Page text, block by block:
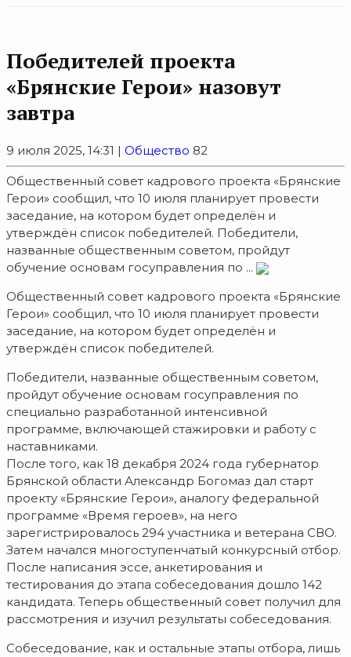
Победителей проекта
«Брянские Герои» назовут
завтра
9 июля 2025, 14:31 | Общество 82
Общественный совет кадрового проекта «Брянские
Герои» сообщил, что 10 июля планирует провести
заседание, на котором будет определён и
утверждён список победителей. Победители,
названные общественным советом, пройдут
обучение основам госуправления по ...
Общественный совет кадрового проекта «Брянские
Герои» сообщил, что 10 июля планирует провести
заседание, на котором будет определён и
утверждён список победителей.
Победители, названные общественным советом,
пройдут обучение основам госуправления по
специально разработанной интенсивной
программе, включающей стажировки и работу с
наставниками.
После того, как 18 декабря 2024 года губернатор
Брянской области Александр Богомаз дал старт
проекту «Брянские Герои», аналогу федеральной
программе «Время героев», на него
зарегистрировалось 294 участника и ветерана СВО.
Затем начался многоступенчатый конкурсный отбор.
После написания эссе, анкетирования и
тестирования до этапа собеседования дошло 142
кандидата. Теперь общественный совет получил для
рассмотрения и изучил результаты собеседования.
Собеседование, как и остальные этапы отбора, лишь